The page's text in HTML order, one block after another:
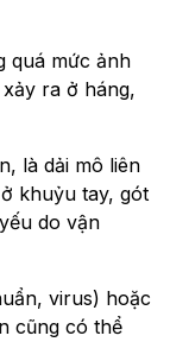
quá mức ảnh
ra ở háng,
là dải mô liên
khuỷu tay, gót
do vận
virus) hoặc
cũng có thể